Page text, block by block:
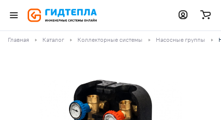
Главная Каталог Коллекторные системы Насосные группы